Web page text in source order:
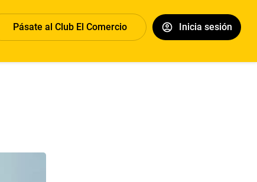
Pásate al Club El Comercio Inicia sesión